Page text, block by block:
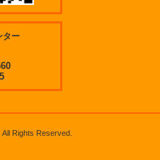
ター
. All Rights Reserved.